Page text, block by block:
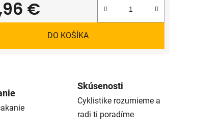
€
cena:
DO KOŠÍKA
Skúsenosti
Cyklistike rozumieme a
radi ti poradíme